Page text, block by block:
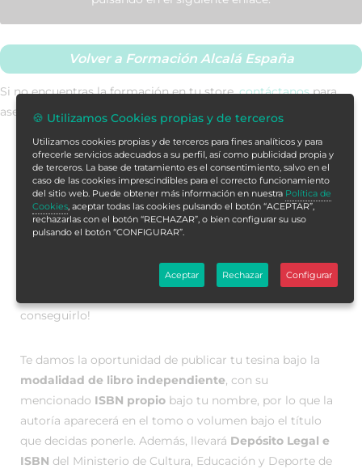
Publica con rigor, impulsa tu
carrera
formato libro, publicado en una editorial y con
conseguirlo!
Te damos la oportunidad de publicar tu tesina bajo la
modalidad de libro independiente, con su
mencionado ISBN propio bajo tu nombre, por lo que la
autoría aparecerá en el tomo o volumen bajo el título
que decidas ponerle. Además, llevará Depósito Legal e
ISBN del Ministerio de Cultura, Educación y Deporte de
Volver a Formación Alcalá España
Si no encuentras la formación en tu store,contáctanospara
asesorarte.🍪 Utilizamos Cookies propias y de terceros
Utilizamos cookies propias y de terceros para fines analíticos y para
ofrecerle servicios adecuados a su perfil, así como publicidad propia y
de terceros. La base de tratamiento es el consentimiento, salvo en el
caso de las cookies imprescindibles para el correcto funcionamiento
del sitio web. Puede obtener más información en nuestra Política de
Cookies, aceptar todas las cookies pulsando el botón “ACEPTAR”,
rechazarlas con el botón “RECHAZAR”, o bien configurar su uso
pulsando el botón “CONFIGURAR”.
Aceptar Rechazar Configurar